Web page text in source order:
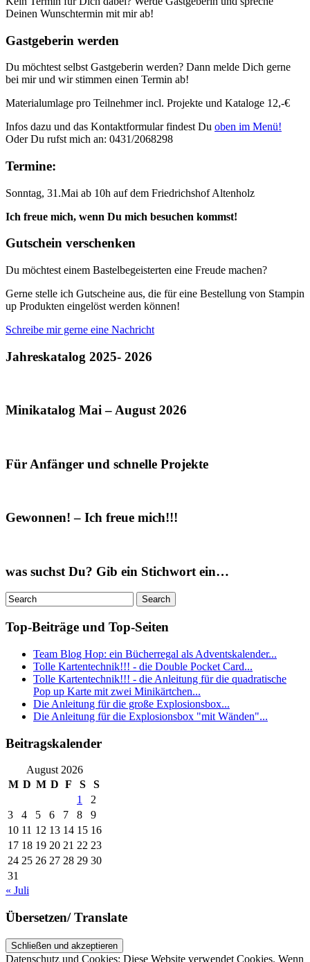
Deinen Wunschtermin mit mir ab!
Gastgeberin werden
Du möchtest selbst Gastgeberin werden? Dann melde Dich gerne
bei mir und wir stimmen einen Termin ab!
Materialumlage pro Teilnehmer incl. Projekte und Kataloge 12,-€
Infos dazu und das Kontaktformular findest Du oben im Menü!
Oder Du rufst mich an: 0431/2068298
Termine:
Sonntag, 31.Mai ab 10h auf dem Friedrichshof Altenholz
Ich freue mich, wenn Du mich besuchen kommst!
Gutschein verschenken
Du möchtest einem Bastelbegeisterten eine Freude machen?
Gerne stelle ich Gutscheine aus, die für eine Bestellung von Stampin
up Produkten eingelöst werden können!
Schreibe mir gerne eine Nachricht
Jahreskatalog 2025- 2026
Minikatalog Mai – August 2026
Für Anfänger und schnelle Projekte
Gewonnen! – Ich freue mich!!!
was suchst Du? Gib ein Stichwort ein…
Top-Beiträge und Top-Seiten
Team Blog Hop: ein Bücherregal als Adventskalender...
Tolle Kartentechnik!!! - die Double Pocket Card...
Tolle Kartentechnik!!! - die Anleitung für die quadratische
Pop up Karte mit zwei Minikärtchen...
Die Anleitung für die große Explosionsbox...
Die Anleitung für die Explosionsbox "mit Wänden"...
Beitragskalender
August 2026
M D M D F S
S
1
2
3
4 5 6 7 8
9
10 11 12 13 14 15 16
17 18 19 20 21 22 23
24 25 26 27 28 29 30
31
« Juli
Übersetzen/ Translate
Datenschutz und Cookies: Diese Website verwendet Cookies. Wenn